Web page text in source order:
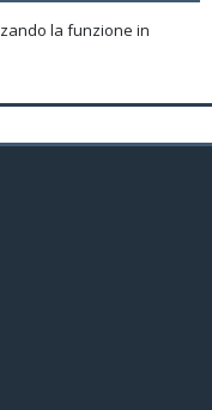
la funzione in